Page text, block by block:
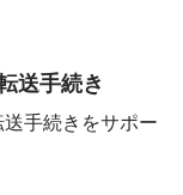
送手続き
手続きをサポー